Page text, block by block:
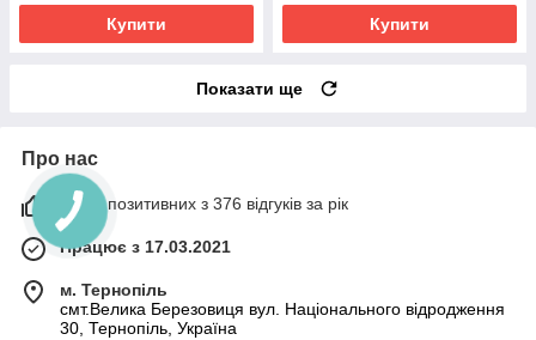
Купити Купити
Показати ще
Про нас
100% позитивних з 376 відгуків за рік
Працює з 17.03.2021
м. Тернопіль
смт.Велика Березовиця вул. Національного відродження
30, Тернопіль, Україна